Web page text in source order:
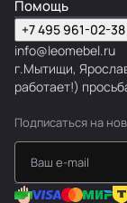
Помощь
+7 495 961-02-38
info@leomebel.ru
г.Мытищи,
работает!)
Подписаться на